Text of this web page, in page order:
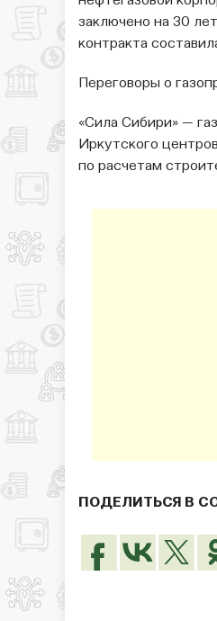
заключено на 30
контракта
Переговоры о
«Сила Сибири» —
Иркутского
по расчетам
ПОДЕЛИТЬСЯ В